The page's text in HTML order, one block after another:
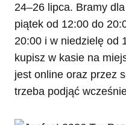
24–26 lipca. Bramy
piątek od 12:00 do
20:00 i w niedzielę od
kupisz w kasie na
jest online oraz przez
trzeba podjąć